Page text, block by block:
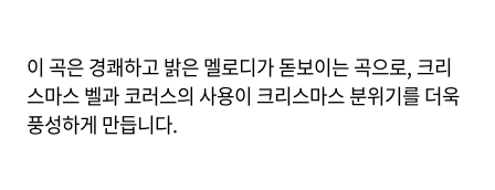
이 곡은 경쾌하고 밝은 멜로디가 돋보이는 곡으로, 크리
스마스 벨과 코러스의 사용이 크리스마스 분위기를 더욱
풍성하게 만듭니다.